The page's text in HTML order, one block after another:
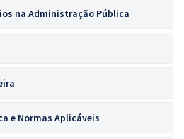
na Administração Pública
e Normas Aplicáveis